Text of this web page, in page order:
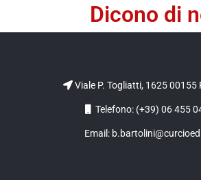
Dicono di
Viale P. Togliatti, 1625 00155
Telefono: (+39) 06 455
Email: